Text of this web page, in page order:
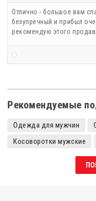
Отлично - большое вам
безупречный и прибыл
рекомендую этого
Рекомендуемые
Одежда для мужчин
Косоворотки мужские
Косоворотки для
Детские косоворотки